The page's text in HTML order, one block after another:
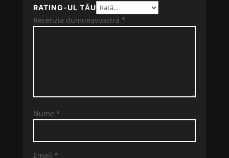
RATING-UL TĂU
Recenzia dumneavoastră *
Nume *
Email *